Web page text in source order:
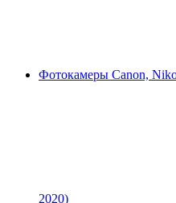
Фотокамеры Canon,
2020)